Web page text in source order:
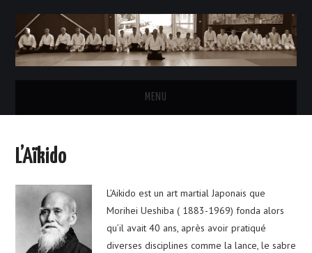
MENU
LE CLUB
HORAIRES DES COURS
L’Aïkido
L’Aikido est un art martial Japonais que
Morihei Ueshiba ( 1883-1969) fonda alors
qu’il avait 40 ans, après avoir pratiqué
diverses disciplines comme la lance, le sabre